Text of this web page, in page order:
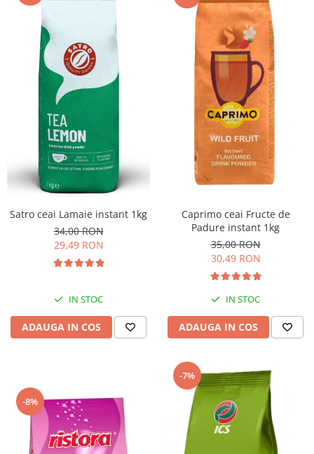
Satro ceai Lamaie instant 1kg
34,00 RON
29,49 RON
IN STOC
ADAUGA IN COS
Caprimo ceai Fructe de
Padure instant 1kg
35,00 RON
30,49 RON
IN STOC
ADAUGA IN COS
-8%
-7%